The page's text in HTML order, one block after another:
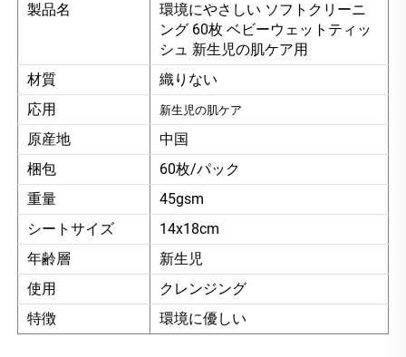
製品名
環境にやさしい ソフトクリーニ
ング 60枚 ベビーウェットティッ
シュ 新生児の肌ケア用
材質
織りない
応用
新生児の肌ケア
原産地
中国
梱包
60枚/パック
重量
45gsm
シートサイズ
14x18cm
年齢層
新生児
使用
クレンジング
特徴
環境に優しい